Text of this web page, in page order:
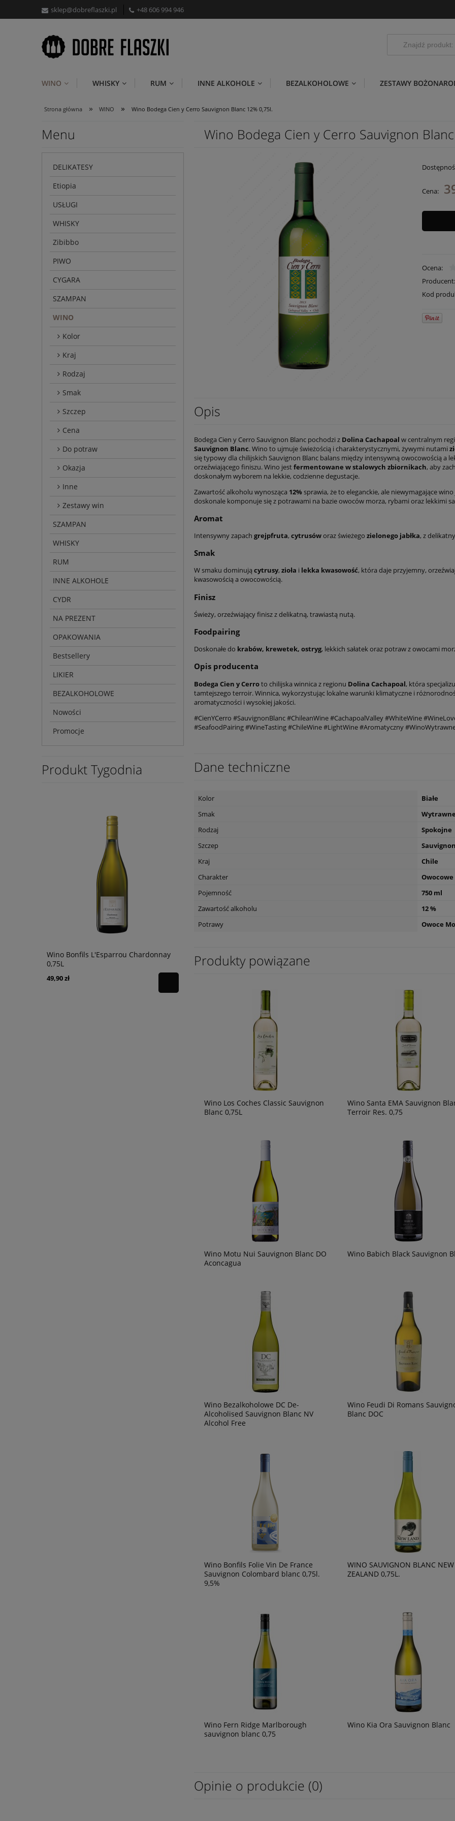
sklep@dobreflaszki.pl +48 606 994 946
WINO WHISKY RUM INNE ALKOHOLE BEZALKOHOLOWE ZESTAWY
Strona główna » WINO » Wino Bodega Cien y Cerro Sauvignon Blanc 12% 0,75l.
Menu
DELIKATESY
Etiopia
USŁUGI
WHISKY
Zibibbo
PIWO
CYGARA
SZAMPAN
WINO
Kolor
Kraj
Rodzaj
Smak
Szczep
Cena
Do potraw
Okazja
Inne
Zestawy win
SZAMPAN
WHISKY
RUM
INNE ALKOHOLE
CYDR
NA PREZENT
OPAKOWANIA
Bestsellery
LIKIER
BEZALKOHOLOWE
Nowości
Promocje
Produkt Tygodnia
Wino Bonfils L'Esparrou Chardonnay
0,75L
49,90 zł
Wino Tagaro Pinataro Primitivo di
Manduria 0,75
Wino Bodega Cien y Cerro Sauvignon
Cena:
Ocena:
Producent:
Kod
Opis
Bodega Cien y Cerro Sauvignon Blanc pochodzi z Dolina Cachapoal w centralnym
Sauvignon Blanc. Wino to ujmuje świeżością i charakterystycznymi, żywymi nutami
się typowy dla chilijskich Sauvignon Blanc balans między intensywną owocowością a
orzeźwiającego finiszu. Wino jestfermentowane w stalowych zbiornikach, aby
doskonałym wyborem na lekkie, codzienne degustacje.
Zawartość alkoholu wynosząca 12%sprawia, że to eleganckie, ale niewymagające
doskonale komponuje się z potrawami na bazie owoców morza, rybami oraz lekkimi
Aromat
Intensywny zapach grejpfruta, cytrusóworaz świeżego zielonego jabłka, z
Smak
W smaku dominują cytrusy, zioła i lekka kwasowość, która daje przyjemny,
kwasowością a owocowością.
Finisz
Świeży, orzeźwiający finisz z delikatną, trawiastą nutą.
Foodpairing
Doskonałe do krabów, krewetek, ostryg, lekkich sałatek oraz potraw z owocami
Opis producenta
Bodega Cien y Cerroto chilijska winnica z regionu Dolina Cachapoal, która
tamtejszego terroir. Winnica, wykorzystując lokalne warunki klimatyczne i
aromatyczności i wysokiej jakości.
#CienYCerro #SauvignonBlanc #ChileanWine #CachapoalValley #WhiteWine
#SeafoodPairing #WineTasting #ChileWine #LightWine #Aromatyczny
Dane techniczne
Kolor
Białe
Smak
Wytrawne
Rodzaj
Spokojne
Szczep
Kraj
Chile
Charakter
Owocowe
Pojemność
750 ml
Zawartość alkoholu
12 %
Potrawy
Owoce
Produkty powiązane
Wino Los Coches Classic Sauvignon
Blanc 0,75L
Wino Santa EMA Sauvignon
Terroir Res. 0,75
Wino Motu Nui Sauvignon Blanc DO
Aconcagua
Wino Babich Black Sauvignon
Wino Bezalkoholowe DC De-
Alcoholised Sauvignon Blanc NV
Alcohol Free
Wino Feudi Di Romans
Blanc DOC
Wino Bonfils Folie Vin De France
Sauvignon Colombard blanc 0,75l.
9,5%
WINO SAUVIGNON BLANC NEW
ZEALAND 0,75L.
Wino Fern Ridge Marlborough
sauvignon blanc 0,75
Wino Kia Ora Sauvignon Blanc
Opinie o produkcie (0)